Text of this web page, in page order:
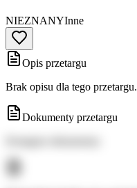
NIEZNANYInne
Opis przetargu
Brak opisu dla tego przetargu.
Dokumenty przetargu